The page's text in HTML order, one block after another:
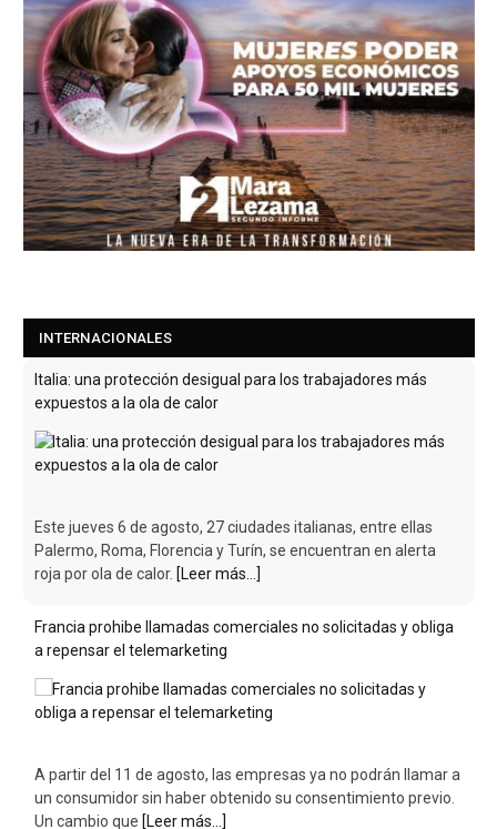
INTERNACIONALES
Italia: una protección desigual para los trabajadores más
expuestos a la ola de calor
Este jueves 6 de agosto, 27 ciudades italianas, entre ellas
Palermo, Roma, Florencia y Turín, se encuentran en alerta
roja por ola de calor. [Leer más...]
Francia prohibe llamadas comerciales no solicitadas y obliga
a repensar el telemarketing
A partir del 11 de agosto, las empresas ya no podrán llamar a
un consumidor sin haber obtenido su consentimiento previo.
Un cambio que [Leer más...]